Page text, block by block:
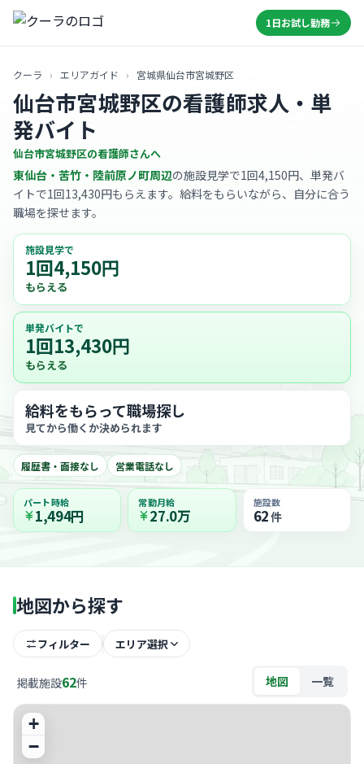
1日お試し勤務
クーラ › エリアガイド › 宮城県仙台市宮城野区
仙台市宮城野区の看護師求人・単
発バイト
仙台市宮城野区の看護師さんへ
東仙台・苦竹・陸前原ノ町周辺の施設見学で1回4,150円、単発バ
イトで1回13,430円もらえます。給料をもらいながら、自分に合う
職場を探せます。
施設見学で
1回4,150円
もらえる
単発バイトで
1回13,430円
もらえる
給料をもらって職場探し
見てから働くか決められます
履歴書・面接なし 営業電話なし
パート時給
1,494円
常勤月給
27.0万
施設数
62件
地図から探す
フィルター エリア選択
掲載施設62件 地図 一覧
+
−